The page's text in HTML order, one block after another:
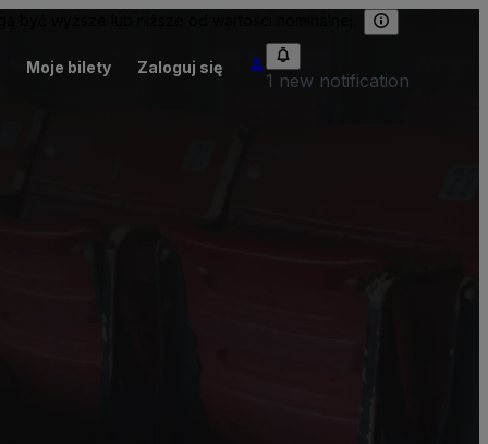
Moje bilety Zaloguj się
1 new notification